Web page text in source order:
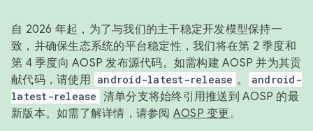
自 2026 年起，为了与我们的主干稳定开发模型保持一
致，并确保生态系统的平台稳定性，我们将在第 2 季度和
第 4 季度向 AOSP 发布源代码。如需构建 AOSP 并为其贡
献代码，请使用 android-latest-release 。
android-
latest-release 清单分支将始终引用推送到 AOSP 的最
新版本。如需了解详情，请参阅 AOSP 变更。